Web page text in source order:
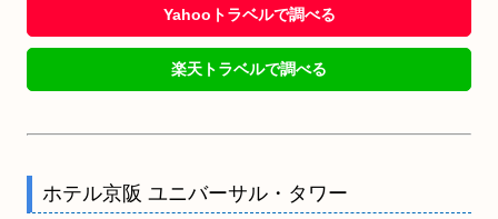
Yahooトラベルで調べる
楽天トラベルで調べる
ホテル京阪 ユニバーサル・タワー